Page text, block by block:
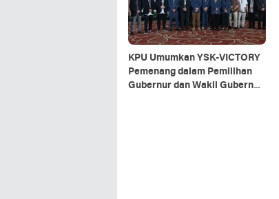
KPU Umumkan YSK-VICTORY
Pemenang dalam Pemilihan
Gubernur dan Wakil Gubernur